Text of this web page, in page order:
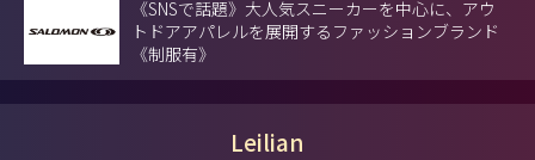
《SNSで話題》大人気スニーカーを中心に、アウ
トドアアパレルを展開するファッションブランド
《制服有》
Leilian